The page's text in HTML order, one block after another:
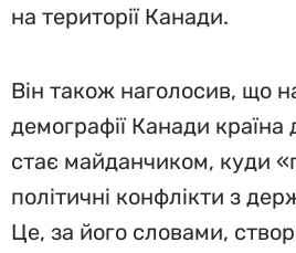
на території Канади.
Він також наголосив, що
демографії Канади країна
стає майданчиком, куди
політичні конфлікти з
Це, за його словами,